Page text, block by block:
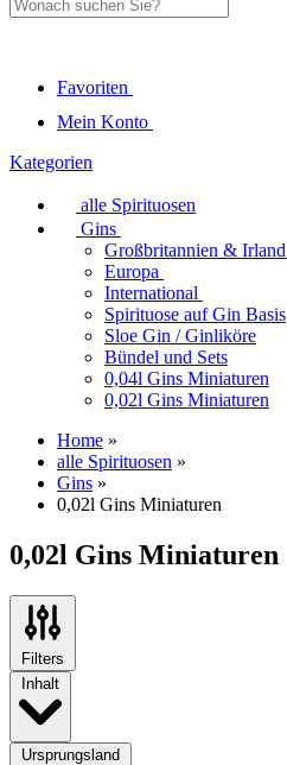
Favoriten
Mein Konto
Kategorien
alle Spirituosen
Gins
Großbritannien & Irland
Europa
International
Spirituose auf Gin Basis
Sloe Gin / Ginliköre
Bündel und Sets
0,04l Gins Miniaturen
0,02l Gins Miniaturen
Home »
alle Spirituosen »
Gins »
0,02l Gins Miniaturen
0,02l Gins Miniaturen
Filters
Inhalt
Ursprungsland